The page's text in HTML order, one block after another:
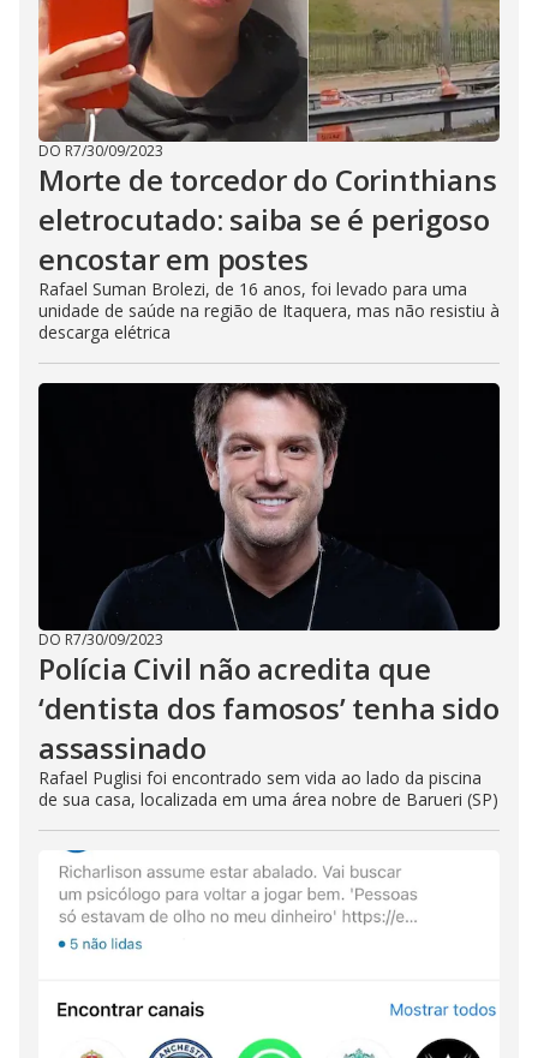
DO R7/30/09/2023
Morte de torcedor do Corinthians
eletrocutado: saiba se é perigoso
encostar em postes
Rafael Suman Brolezi, de 16 anos, foi levado para uma
unidade de saúde na região de Itaquera, mas não resistiu à
descarga elétrica
DO R7/30/09/2023
Polícia Civil não acredita que
‘dentista dos famosos’ tenha sido
assassinado
Rafael Puglisi foi encontrado sem vida ao lado da piscina
de sua casa, localizada em uma área nobre de Barueri (SP)